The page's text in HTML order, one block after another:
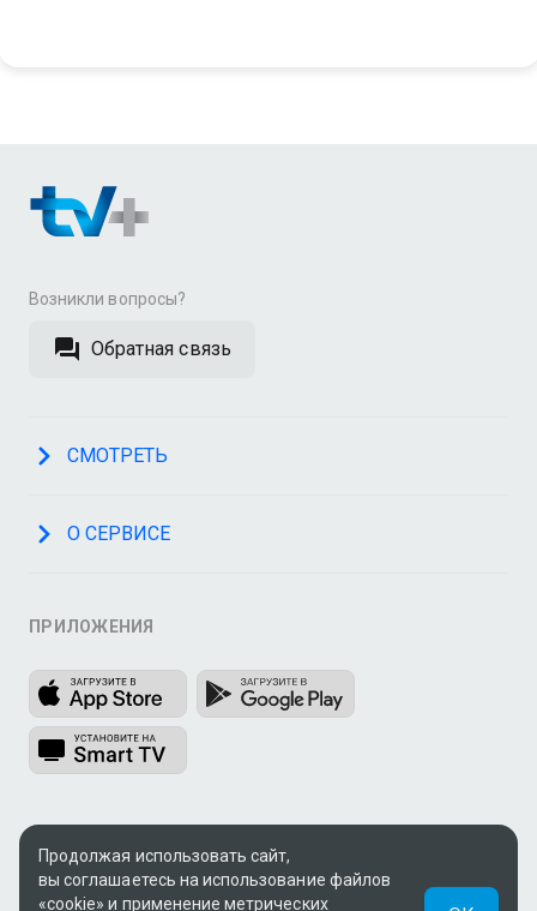
Возникли вопросы?
Обратная связь
СМОТРЕТЬ
О СЕРВИСЕ
ПРИЛОЖЕНИЯ
Продолжая использовать сайт,
вы соглашаетесь на использование файлов
«cookie» и применение метрических